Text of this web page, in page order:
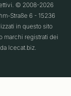
© 2008-2026
Straße 6 - 15236
in questo sito
marchi registrati dei
Icecat.biz.